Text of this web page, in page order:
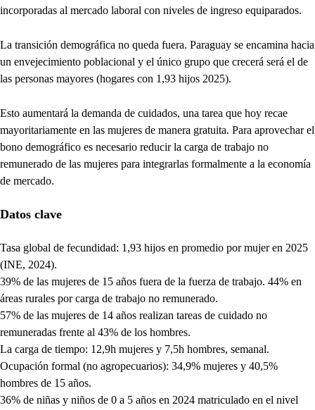
incorporadas al mercado laboral con niveles de ingreso equiparados.
La transición demográfica no queda fuera. Paraguay se encamina hacia
un envejecimiento poblacional y el único grupo que crecerá será el de
las personas mayores (hogares con 1,93 hijos 2025).
Esto aumentará la demanda de cuidados, una tarea que hoy recae
mayoritariamente en las mujeres de manera gratuita. Para aprovechar el
bono demográfico es necesario reducir la carga de trabajo no
remunerado de las mujeres para integrarlas formalmente a la economía
de mercado.
Datos clave
Tasa global de fecundidad: 1,93 hijos en promedio por mujer en 2025
(INE, 2024).
39% de las mujeres de 15 años fuera de la fuerza de trabajo. 44% en
áreas rurales por carga de trabajo no remunerado.
57% de las mujeres de 14 años realizan tareas de cuidado no
remuneradas frente al 43% de los hombres.
La carga de tiempo: 12,9h mujeres y 7,5h hombres, semanal.
Ocupación formal (no agropecuarios): 34,9% mujeres y 40,5%
hombres de 15 años.
36% de niñas y niños de 0 a 5 años en 2024 matriculado en el nivel